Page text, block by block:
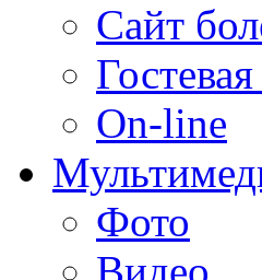
Сайт
On-line
Фото